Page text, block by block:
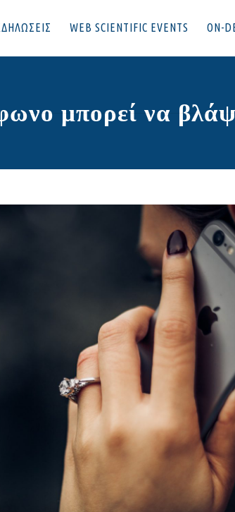
WEB SCIENTIFIC EVENTS ON-
μπορεί να